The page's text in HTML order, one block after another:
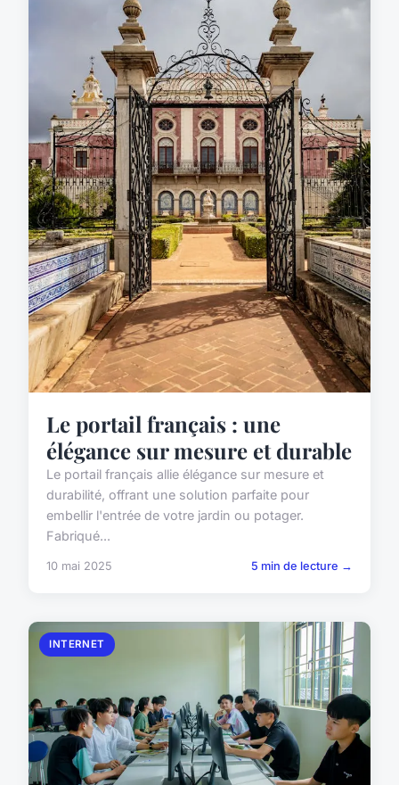
Le portail français : une
élégance sur mesure et durable
Le portail français allie élégance sur mesure et
durabilité, offrant une solution parfaite pour
embellir l'entrée de votre jardin ou potager.
Fabriqué...
10 mai 2025 5 min de lecture →
INTERNET